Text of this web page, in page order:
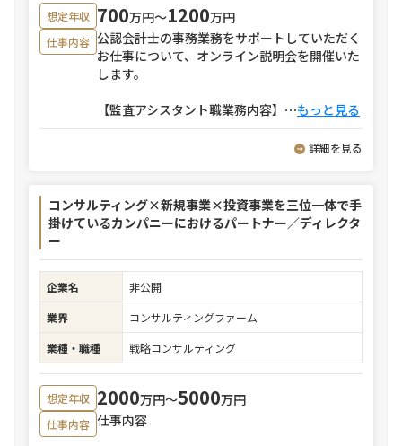
想定年収 700万円〜1200万円
仕事内容 公認会計士の事務業務をサポートしていただく
お仕事について、オンライン説明会を開催いた
します。
【監査アシスタント職業務内容】 ⋯もっと見る
詳細を見る
コンサルティング×新規事業×投資事業を三位一体で手
掛けているカンパニーにおけるパートナー／ディレクタ
ー
企業名
非公開
業界
コンサルティングファーム
業種・職種
戦略コンサルティング
想定年収 2000万円〜5000万円
仕事内容 仕事内容